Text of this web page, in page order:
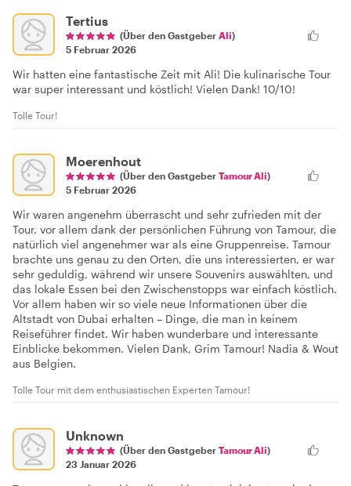
Tertius
(Über den Gastgeber Ali)
5 Februar 2026
Wir hatten eine fantastische Zeit mit Ali! Die kulinarische Tour
war super interessant und köstlich! Vielen Dank! 10/10!
Tolle Tour!
Moerenhout
(Über den Gastgeber Tamour Ali)
5 Februar 2026
Wir waren angenehm überrascht und sehr zufrieden mit der
Tour, vor allem dank der persönlichen Führung von Tamour, die
natürlich viel angenehmer war als eine Gruppenreise. Tamour
brachte uns genau zu den Orten, die uns interessierten, er war
sehr geduldig, während wir unsere Souvenirs auswählten, und
das lokale Essen bei den Zwischenstopps war einfach köstlich.
Vor allem haben wir so viele neue Informationen über die
Altstadt von Dubai erhalten – Dinge, die man in keinem
Reiseführer findet. Wir haben wunderbare und interessante
Einblicke bekommen. Vielen Dank, Grim Tamour! Nadia & Wout
aus Belgien.
Tolle Tour mit dem enthusiastischen Experten Tamour!
Unknown
(Über den Gastgeber Tamour Ali)
23 Januar 2026